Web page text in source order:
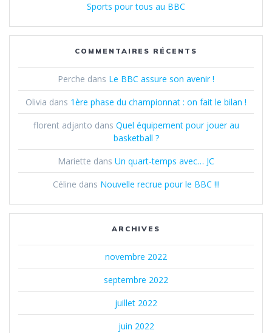
Sports pour tous au BBC
COMMENTAIRES RÉCENTS
Perche dans Le BBC assure son avenir !
Olivia dans 1ère phase du championnat : on fait le bilan !
florent adjanto dans Quel équipement pour jouer au
basketball ?
Mariette dans Un quart-temps avec… JC
Céline dans Nouvelle recrue pour le BBC !!!
ARCHIVES
novembre 2022
septembre 2022
juillet 2022
juin 2022